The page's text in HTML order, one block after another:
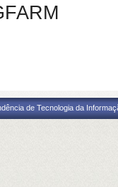
de Tecnologia da